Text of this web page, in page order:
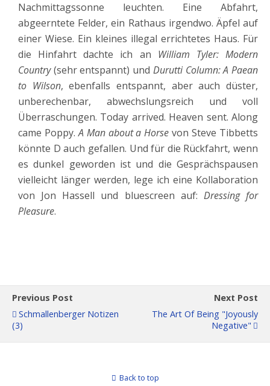
Nachmittagssonne leuchten. Eine Abfahrt,
abgeerntete Felder, ein Rathaus irgendwo. Äpfel auf
einer Wiese. Ein kleines illegal errichtetes Haus. Für
die Hinfahrt dachte ich an William Tyler: Modern
Country(sehr entspannt) und Durutti Column: A Paean
to Wilson, ebenfalls entspannt, aber auch düster,
unberechenbar, abwechslungsreich und voll
Überraschungen. Today arrived. Heaven sent. Along
came Poppy.A Man about a Horse von Steve Tibbetts
könnte D auch gefallen. Und für die Rückfahrt, wenn
es dunkel geworden ist und die Gesprächspausen
vielleicht länger werden, lege ich eine Kollaboration
von Jon Hassell und bluescreen auf: Dressing for
Pleasure.
Previous Post
Schmallenberger Notizen
(3)
Next Post
The Art Of Being "joyously
Negative"
Back to top